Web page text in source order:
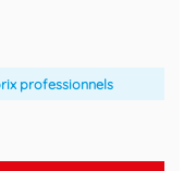
professionnels